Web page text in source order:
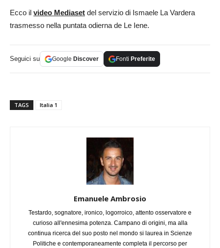
Ecco il video Mediaset del servizio di Ismaele La Vardera
trasmesso nella puntata odierna de Le Iene.
Seguici su Google Discover Fonti Preferite
TAGS Italia 1
Emanuele Ambrosio
Testardo, sognatore, ironico, logorroico, attento osservatore e
curioso all'ennesima potenza. Campano di origini, ma alla
continua ricerca del suo posto nel mondo si laurea in Scienze
Politiche e contemporaneamente completa il percorso per